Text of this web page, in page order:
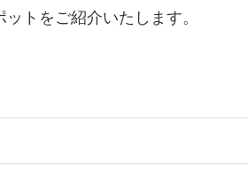
トをご紹介いたします。